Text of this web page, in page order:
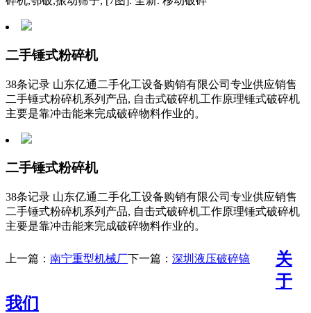
二手锤式粉碎机
38条记录 山东亿通二手化工设备购销有限公司专业供应销售
二手锤式粉碎机系列产品, 自击式破碎机工作原理锤式破碎机
主要是靠冲击能来完成破碎物料作业的。
二手锤式粉碎机
38条记录 山东亿通二手化工设备购销有限公司专业供应销售
二手锤式粉碎机系列产品, 自击式破碎机工作原理锤式破碎机
主要是靠冲击能来完成破碎物料作业的。
上一篇： 南宁重型机械厂下一篇： 深圳液压破碎镐
关
于
我们